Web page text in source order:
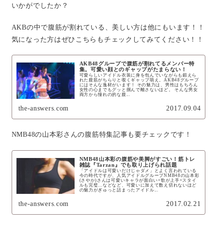
いかがでしたか？
AKBの中で腹筋が割れている、美しい方は他にもいます！！
気になった方はぜひこちらもチェックしてみてください！！
AKB48グループで腹筋が割れてるメンバー特
集。可愛い顔とのギャップがたまらない！
可愛らしいアイドル衣装に身を包んでいながらも鍛えら
れた腹筋がちらりと覗くギャップ萌え。AKB48グループ
にはそんな逸材がいます！ その魅力は、男性はもちろん
女性の心までもグッと掴んで離さないほど。 そんな男女
両方から憧れの的な腹...
the-answers.com 2017.09.04
NMB48の山本彩さんの腹筋特集記事も要チェックです！
NMB48山本彩の腹筋や美脚がすごい！筋トレ
雑誌『Tarzan』でも取り上げられ話題
「アイドルは可愛いだけじゃダメ」とよく言われている
今の時代ですが、人気アイドルグループNMB48の山本彩
(さやか)さんは可愛いキャラが面白い+歌が上手+スタイ
ルも完璧…などなど、可愛いに加えて数え切れないほど
の魅力がぎゅっと詰まったアイドル...
the-answers.com 2017.02.21